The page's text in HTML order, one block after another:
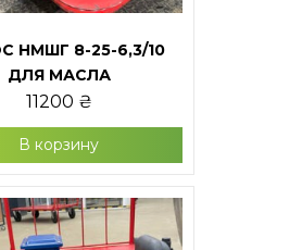
НМШГ 8-25-6,3/10
ДЛЯ МАСЛА
11200 ₴
В корзину